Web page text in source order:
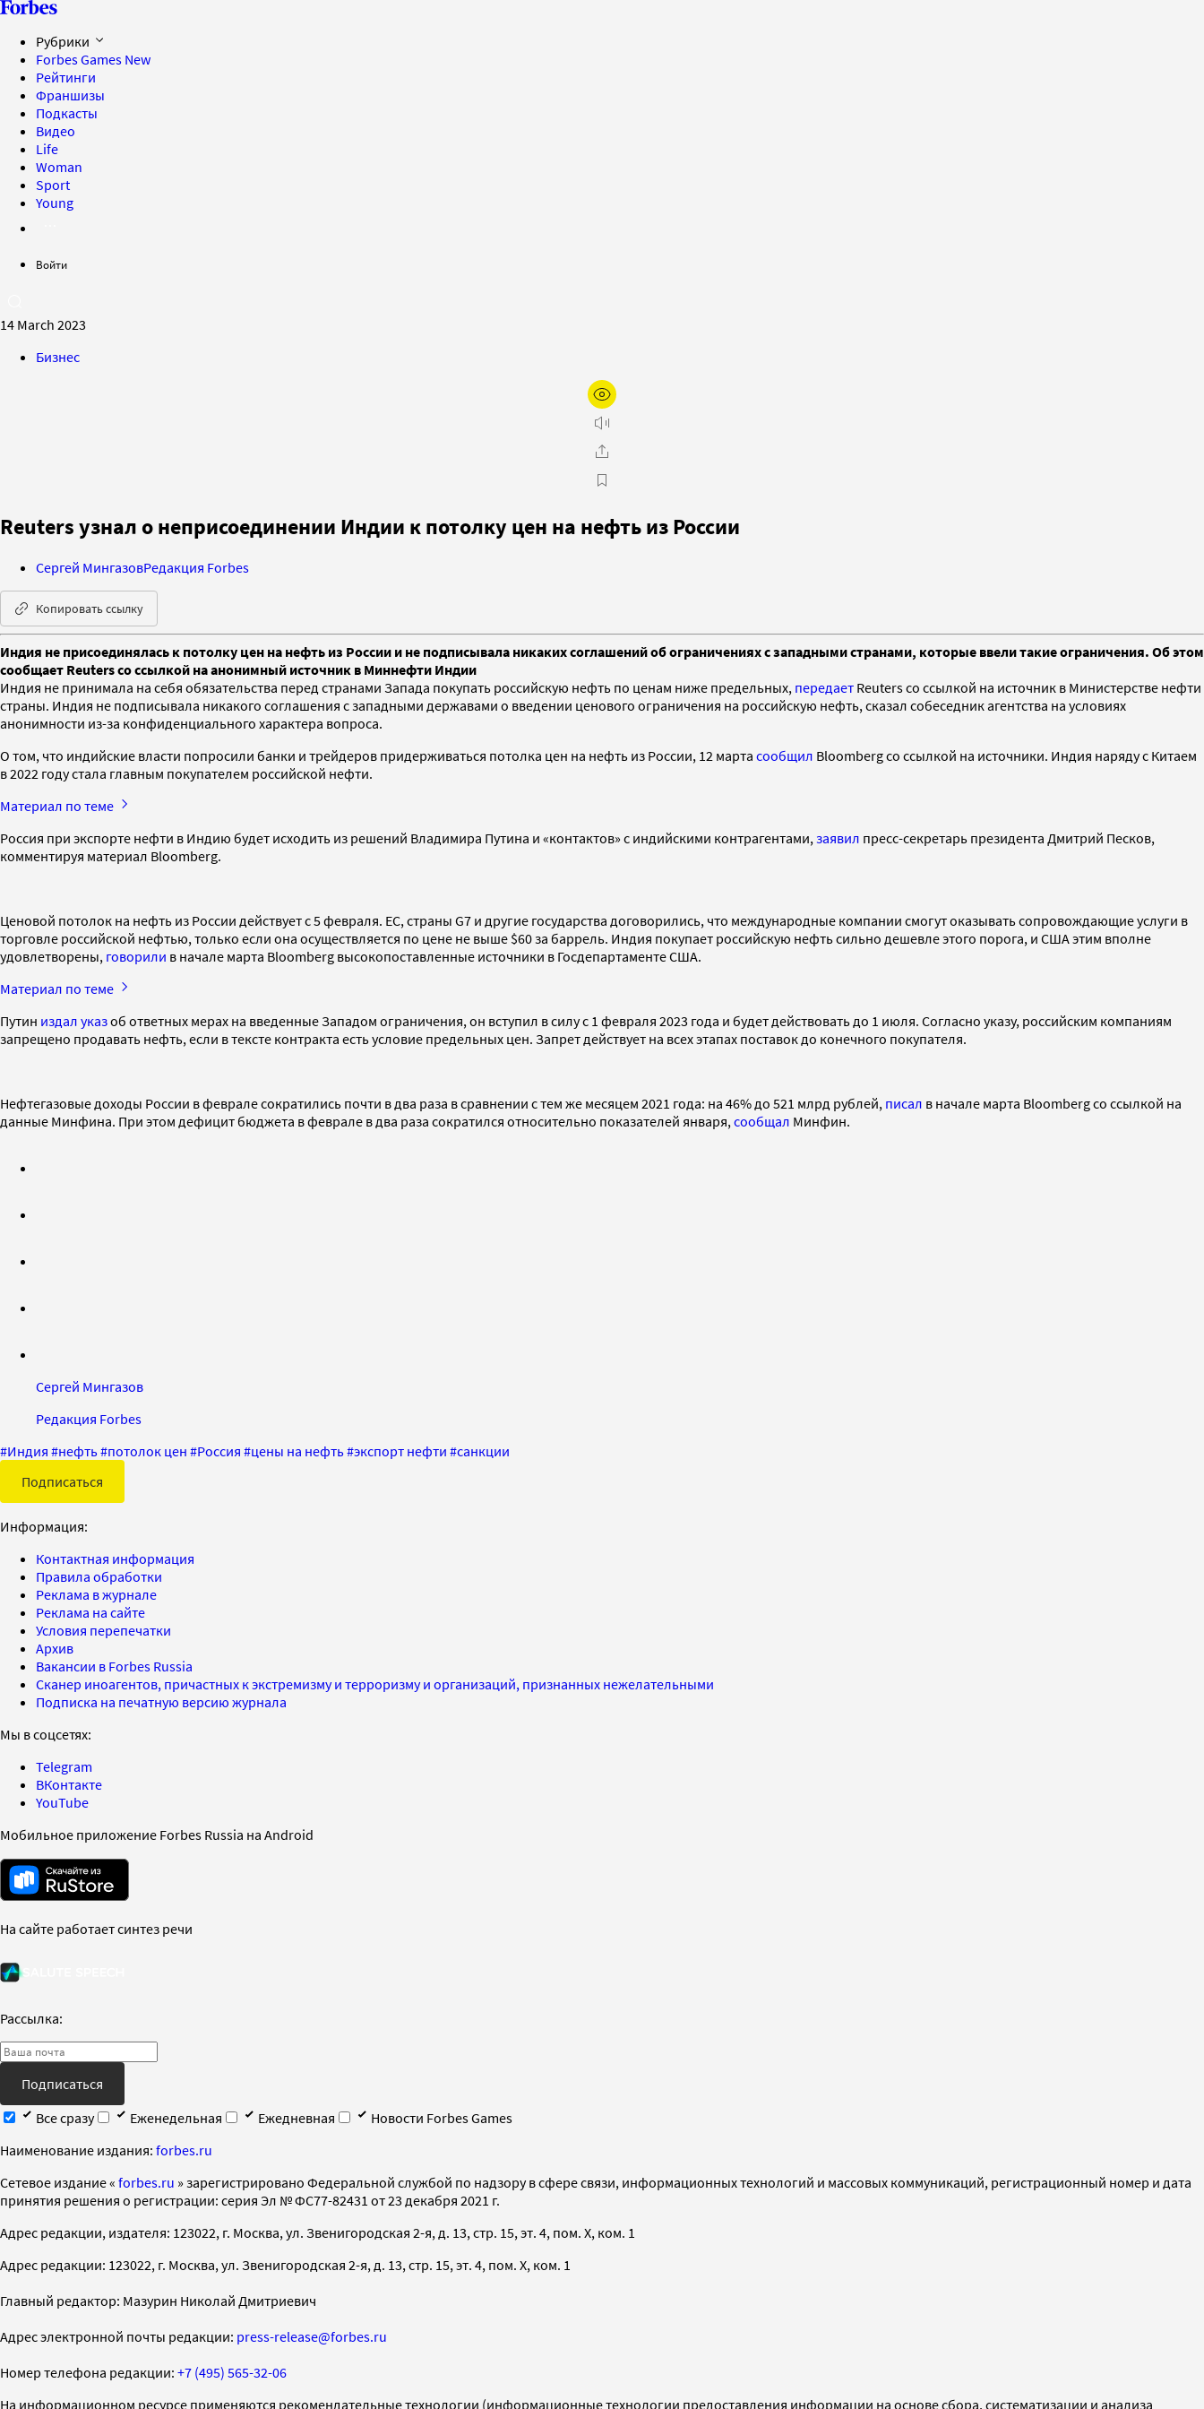
Рубрики
Forbes Games New
Рейтинги
Франшизы
Подкасты
Видео
Life
Woman
Sport
Young
Войти
14 March 2023
Бизнес
Reuters узнал о неприсоединении Индии к потолку цен на нефть из России
Сергей МингазовРедакция Forbes
Копировать ссылку
Индия не присоединялась к потолку цен на нефть из России и не подписывала никаких соглашений об ограничениях с западными странами, которые ввели такие ограничения. Об этом
сообщает Reuters со ссылкой на анонимный источник в Миннефти Индии
Индия не принимала на себя обязательства перед странами Запада покупать российскую нефть по ценам ниже предельных, передает Reuters со ссылкой на источник в Министерстве нефти
страны. Индия не подписывала никакого соглашения с западными державами о введении ценового ограничения на российскую нефть, сказал собеседник агентства на условиях
анонимности из-за конфиденциального характера вопроса.
О том, что индийские власти попросили банки и трейдеров придерживаться потолка цен на нефть из России, 12 марта сообщил Bloomberg со ссылкой на источники. Индия наряду с Китаем
в 2022 году стала главным покупателем российской нефти.
Материал по теме
Россия при экспорте нефти в Индию будет исходить из решений Владимира Путина и «контактов» с индийскими контрагентами, заявил пресс-секретарь президента Дмитрий Песков,
комментируя материал Bloomberg.
Ценовой потолок на нефть из России действует с 5 февраля. ЕС, страны G7 и другие государства договорились, что международные компании смогут оказывать сопровождающие услуги в
торговле российской нефтью, только если она осуществляется по цене не выше $60 за баррель. Индия покупает российскую нефть сильно дешевле этого порога, и США этим вполне
удовлетворены, говорили в начале марта Bloomberg высокопоставленные источники в Госдепартаменте США.
Материал по теме
Путин издал указоб ответных мерах на введенные Западом ограничения, он вступил в силу с 1 февраля 2023 года и будет действовать до 1 июля. Согласно указу, российским компаниям
запрещено продавать нефть, если в тексте контракта есть условие предельных цен. Запрет действует на всех этапах поставок до конечного покупателя.
Нефтегазовые доходы России в феврале сократились почти в два раза в сравнении с тем же месяцем 2021 года: на 46% до 521 млрд рублей, писал в начале марта Bloomberg со ссылкой на
данные Минфина. При этом дефицит бюджета в феврале в два раза сократился относительно показателей января, сообщал Минфин.
Сергей Мингазов
Редакция Forbes
#Индия #нефть#потолок цен #Россия #цены на нефть#экспорт нефти #санкции
Подписаться
Информация:
Контактная информация
Правила обработки
Реклама в журнале
Реклама на сайте
Условия перепечатки
Архив
Вакансии в Forbes Russia
Сканер иноагентов, причастных к экстремизму и терроризму и организаций, признанных нежелательными
Подписка на печатную версию журнала
Мы в соцсетях:
Telegram
ВКонтакте
YouTube
Мобильное приложение Forbes Russia на Android
На сайте работает синтез речи
Рассылка:
Подписаться
Все сразу
Еженедельная Ежедневная
Новости Forbes Games
Наименование издания: forbes.ru
Cетевое издание « forbes.ru » зарегистрировано Федеральной службой по надзору в сфере связи, информационных технологий и массовых коммуникаций, регистрационный номер и дата
принятия решения о регистрации: серия Эл № ФС77-82431 от 23 декабря 2021 г.
Адрес редакции, издателя: 123022, г. Москва, ул. Звенигородская 2-я, д. 13, стр. 15, эт. 4, пом. X, ком. 1
Адрес редакции: 123022, г. Москва, ул. Звенигородская 2-я, д. 13, стр. 15, эт. 4, пом. X, ком. 1
Главный редактор: Мазурин Николай Дмитриевич
Адрес электронной почты редакции: press-release@forbes.ru
Номер телефона редакции: +7 (495) 565-32-06
На информационном ресурсе применяются рекомендательные технологии (информационные технологии предоставления информации на основе сбора, систематизации и анализа